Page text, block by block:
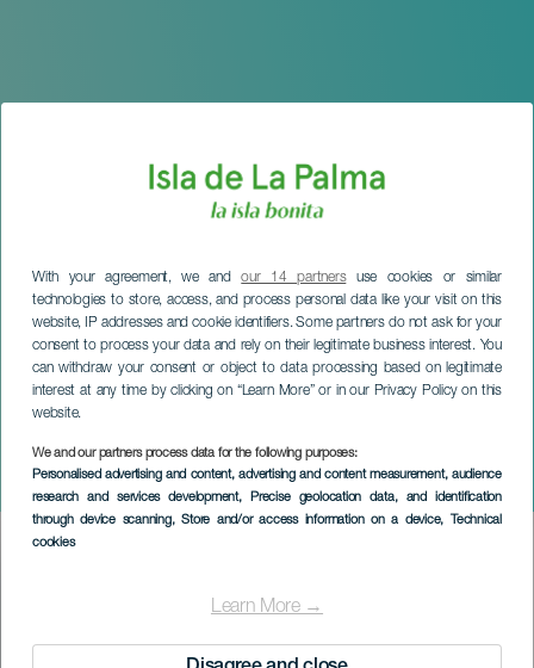
With your agreement, we andour 14 partnersuse cookies or similar
technologies to store, access, and process personal data like your visit on this
website, IP addresses and cookie identifiers. Some partners do not ask for your
consent to process your data and rely on their legitimate business interest. You
can withdraw your consent or object to data processing based on legitimate
interest at any time by clicking on “Learn More” or in our Privacy Policy on this
website.
We and our partners process data for the following purposes:
Personalised advertising and content, advertising and content measurement, audience
research and services development, Precise geolocation data, and identification
through device scanning, Store and/or access information on a device, Technical
cookies
Learn More →
Il bolero diventa flamenco
LA PALMA
Imagen